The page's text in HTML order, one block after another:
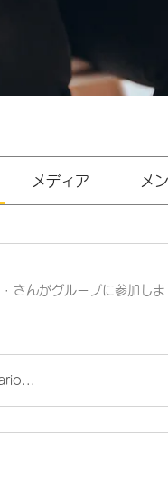
メディア メ
· さんがグループに参加しま